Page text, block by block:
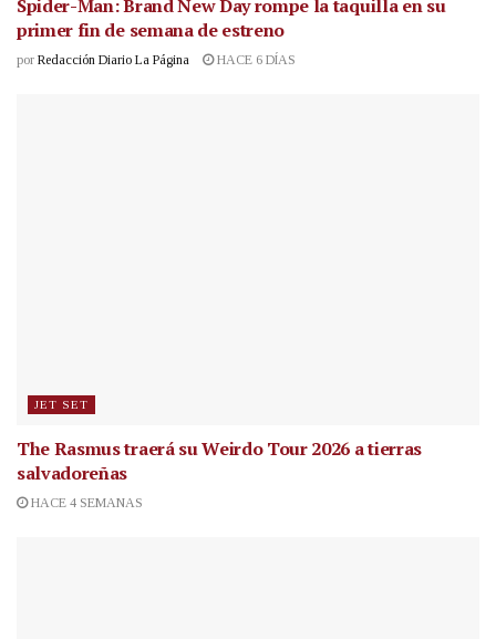
Spider-Man: Brand New Day rompe la taquilla en su
primer fin de semana de estreno
por Redacción Diario La Página HACE 6 DÍAS
JET SET
The Rasmus traerá su Weirdo Tour 2026 a tierras
salvadoreñas
HACE 4 SEMANAS